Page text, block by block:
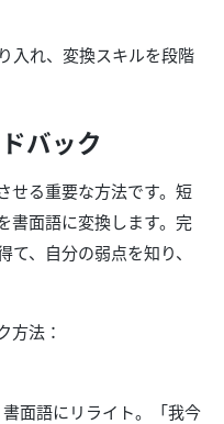
入れ、変換スキルを段階
バック
せる重要な方法です。短
書面語に変換します。完
、自分の弱点を知り、
方法：
面語にリライト。「我今